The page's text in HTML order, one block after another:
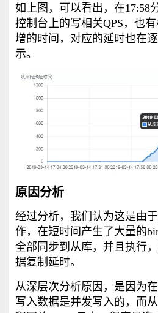
如上图，可以看出，在17:58
控制台上的写相关QPS，也
增的时间，对应的延时也在
示。
原因分析
经过分析，我们认为这是由
作，在短时间产生了大量的
全部同步到从库，并且执行
据复制延时。
从深层次分析原因，是因为
写入数据是并发写入的，而